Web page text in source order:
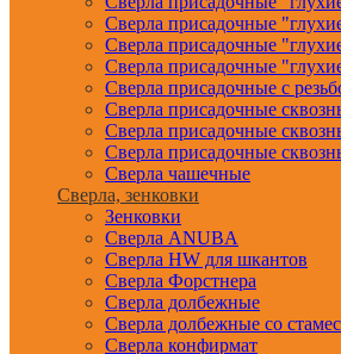
Сверла присадочные
Сверла присадочные
Сверла присадочные
Сверла присадочные с
Сверла присадочные
Сверла присадочные
Сверла присадочные
Сверла чашечные
Сверла, зенковки
Зенковки
Сверла ANUBA
Сверла HW для шкантов
Сверла Форстнера
Сверла долбежные
Сверла долбежные со
Сверла конфирмат